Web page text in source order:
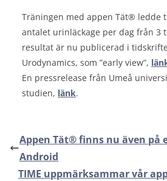
Träningen med appen Tät® ledde
antalet urinläckage per dag från 3
resultat är nu publicerad i
Urodynamics, som ”early view”,
En pressrelease från Umeå
studien, länk.
Appen Tät® finns nu även på
Android
TIME uppmärksammar vår